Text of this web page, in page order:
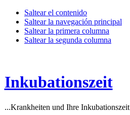
Saltear el contenido
Saltear la navegación principal
Saltear la primera columna
Saltear la segunda columna
Inkubationszeit
...Krankheiten und Ihre Inkubationszeit